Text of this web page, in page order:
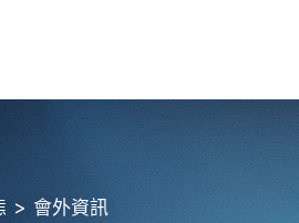
會外資訊